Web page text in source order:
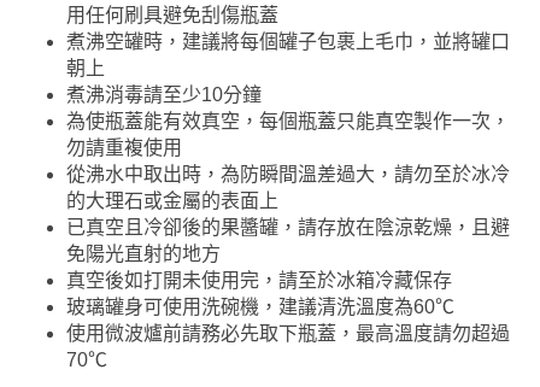
用任何刷具避免刮傷瓶蓋
煮沸空罐時，建議將每個罐子包裹上毛巾，並將罐口
朝上
煮沸消毒請至少10分鐘
為使瓶蓋能有效真空，每個瓶蓋只能真空製作一次，
勿請重複使用
從沸水中取出時，為防瞬間溫差過大，請勿至於冰冷
的大理石或金屬的表面上
已真空且冷卻後的果醬罐，請存放在陰涼乾燥，且避
免陽光直射的地方
真空後如打開未使用完，請至於冰箱冷藏保存
玻璃罐身可使用洗碗機，建議清洗溫度為60℃
使用微波爐前請務必先取下瓶蓋，最高溫度請勿超過
70℃